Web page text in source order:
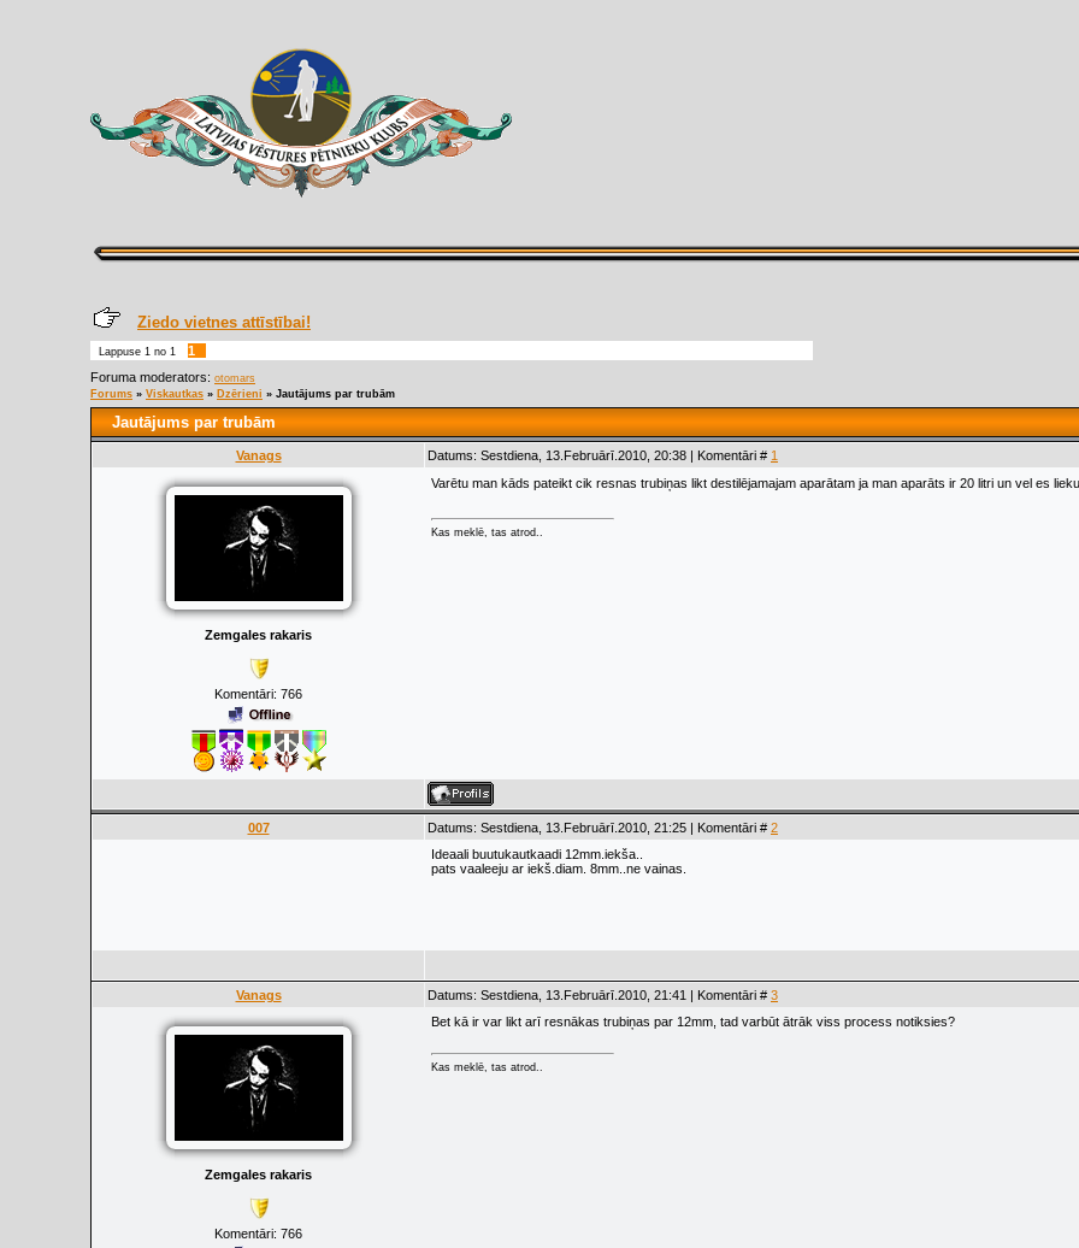
Ziedo vietnes attīstībai!
Lappuse 1 no 1
1
Foruma moderators: otomars
Forums » Viskautkas » Dzērieni » Jautājums par trubām
Jautājums par trubām
Vanags Datums: Sestdiena, 13.Februārī.2010, 20:38 | Komentāri # 1
Zemgales rakaris
Komentāri: 766
Varētu man kāds pateikt cik resnas trubiņas likt destilējamajam aparātam ja man aparāts ir 20 litri un vel es
Kas meklē, tas atrod..
007 Datums: Sestdiena, 13.Februārī.2010, 21:25 | Komentāri # 2
Ideaali buutukautkaadi 12mm.iekša..
pats vaaleeju ar iekš.diam. 8mm..ne vainas.
Vanags Datums: Sestdiena, 13.Februārī.2010, 21:41 | Komentāri # 3
Zemgales rakaris
Komentāri: 766
Bet kā ir var likt arī resnākas trubiņas par 12mm, tad varbūt ātrāk viss process notiksies?
Kas meklē, tas atrod..